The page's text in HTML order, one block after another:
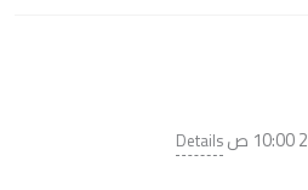
Details